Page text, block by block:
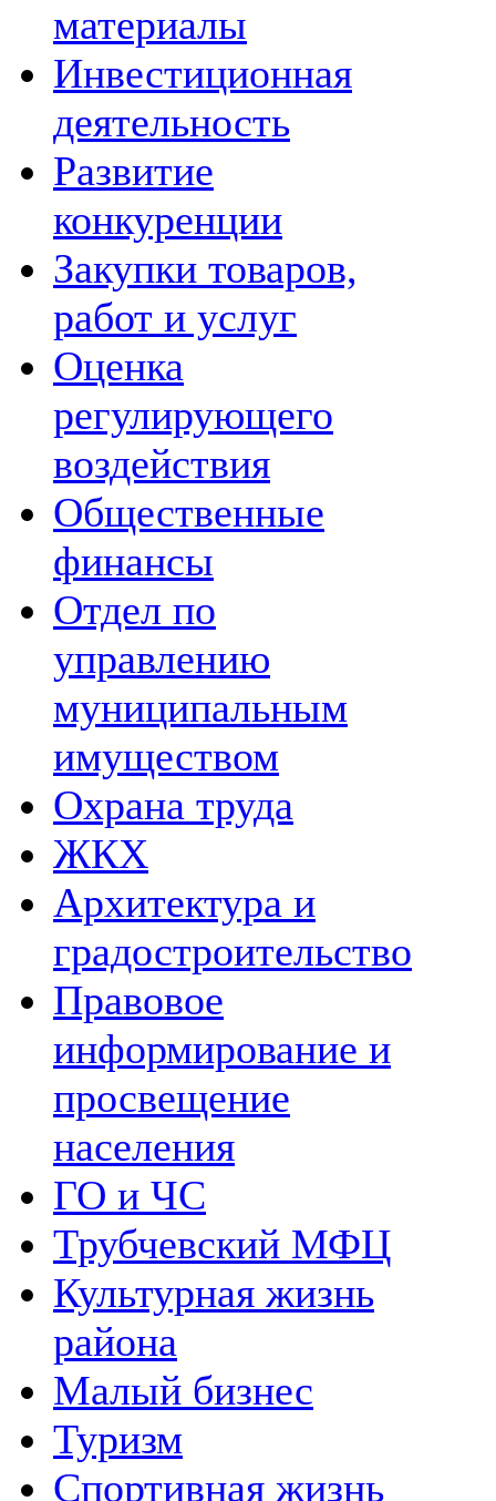
материалы
Инвестиционная
деятельность
Развитие
конкуренции
Закупки товаров,
работ и услуг
Оценка
регулирующего
воздействия
Общественные
финансы
Отдел по
управлению
муниципальным
имуществом
Охрана труда
ЖКХ
Архитектура и
градостроительство
Правовое
информирование и
просвещение
населения
ГО и ЧС
Трубчевский МФЦ
Культурная жизнь
района
Малый бизнес
Туризм
Спортивная жизнь